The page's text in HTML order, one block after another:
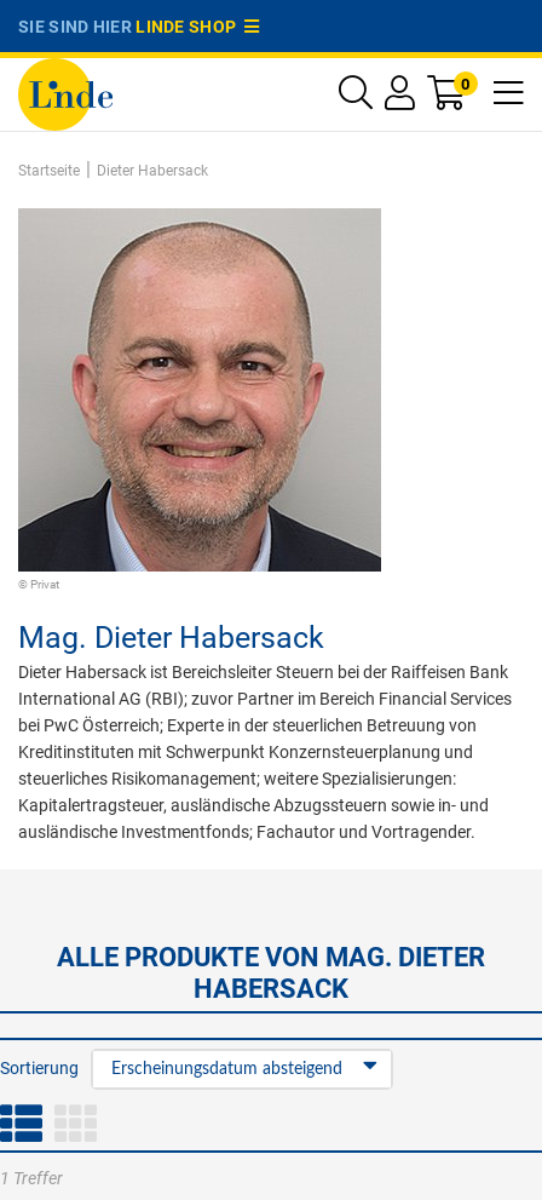
SIE SIND HIERLINDE SHOP
0
Startseite | Dieter Habersack
© Privat
Mag. Dieter Habersack
Dieter Habersack ist Bereichsleiter Steuern bei der Raiffeisen Bank
International AG (RBI); zuvor Partner im Bereich Financial Services
bei PwC Österreich; Experte in der steuerlichen Betreuung von
Kreditinstituten mit Schwerpunkt Konzernsteuerplanung und
steuerliches Risikomanagement; weitere Spezialisierungen:
Kapitalertragsteuer, ausländische Abzugssteuern sowie in- und
ausländische Investmentfonds; Fachautor und Vortragender.
ALLE PRODUKTE VON MAG. DIETER
HABERSACK
Sortierung Erscheinungsdatum absteigend
1 Treffer